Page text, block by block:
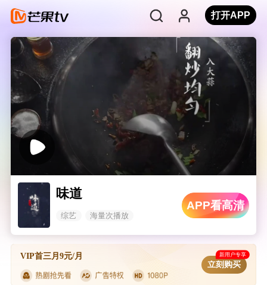
打开APP
味道
综艺 海量次播放
APP看高清
VIP首三月9元/月 新用户专享
立刻购买